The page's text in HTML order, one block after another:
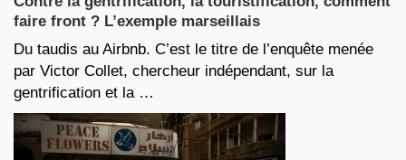
faire front ? L’exemple marseillais
Du taudis au Airbnb. C’est le titre de l’enquête menée
par Victor Collet, chercheur indépendant, sur la
gentrification et la …